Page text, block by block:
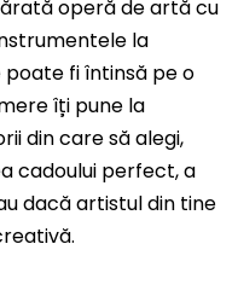
operă de artă cu
la
fi întinsă pe o
îți pune la
din care să alegi,
cadoului perfect, a
dacă artistul din tine